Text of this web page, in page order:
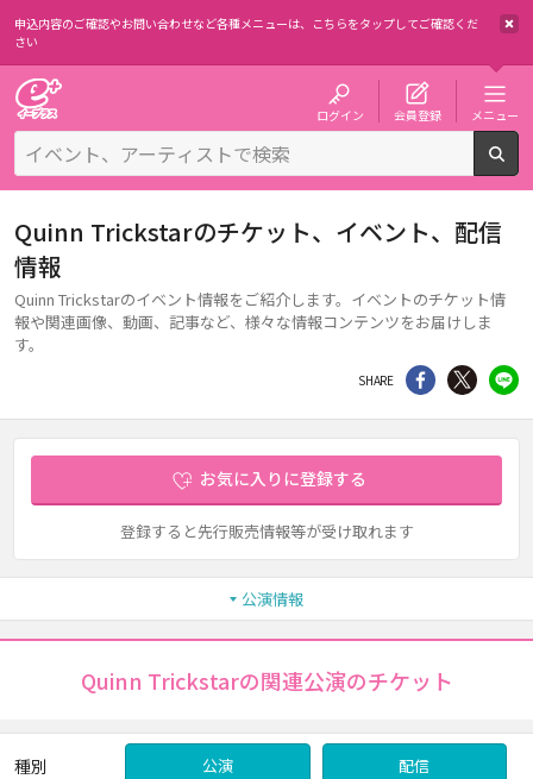
申込内容のご確認やお問い合わせなど各種メニューは、 こちらをタップしてご確認くだ
さい
ログイン 会員登録 メニュー
Quinn Trickstarのチケット、イベント、配信
情報
Quinn Trickstarのイベント情報をご紹介します。イベントのチケット情
報や関連画像、動画、記事など、様々な情報コンテンツをお届けしま
す。
SHARE シェア Twitter
お気に入りに登録する
登録すると先行販売情報等が受け取れます
公演情報
Quinn Trickstarの関連公演のチケット
種別 公演 配信